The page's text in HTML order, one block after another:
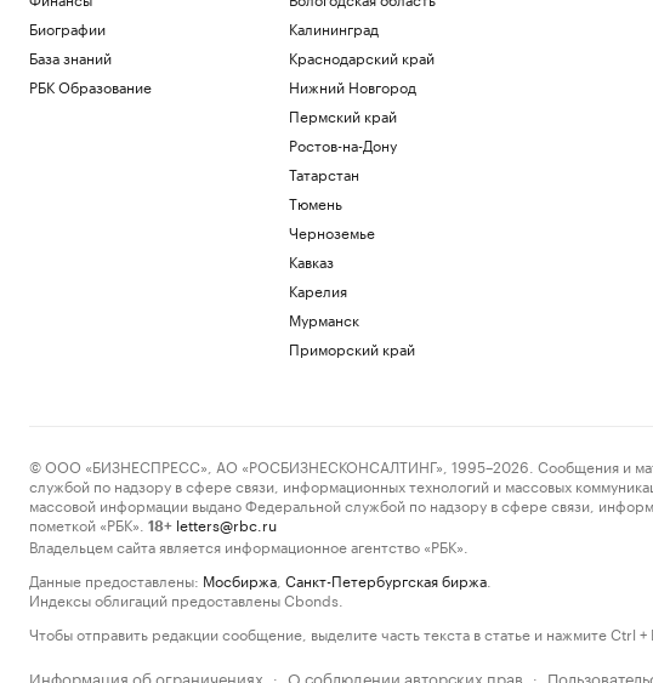
Биографии
База знаний
РБК Образование
Калининград
Краснодарский край
Нижний Новгород
Пермский край
Ростов-на-Дону
Татарстан
Тюмень
Черноземье
Кавказ
Карелия
Мурманск
Приморский край
© ООО «БИЗНЕСПРЕСС», АО «РОСБИЗНЕСКОНСАЛТИНГ», 1995–2026. Сообщения и
службой по надзору в сфере связи, информационных технологий и массовых
массовой информации выдано Федеральной службой по надзору в сфере связи,
пометкой «РБК».
18+ letters@rbc.ru
Владельцем сайта является информационное агентство «РБК».
Данные предоставлены: Мосбиржа Санкт-Петербургская биржа
Индексы облигаций предоставлены Cbonds.
Чтобы отправить редакции сообщение, выделите часть текста в статье и нажмите Ctrl +
Информация об ограничениях · О соблюдении авторских прав ·